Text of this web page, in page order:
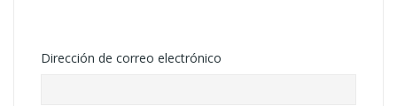
Dirección de correo electrónico